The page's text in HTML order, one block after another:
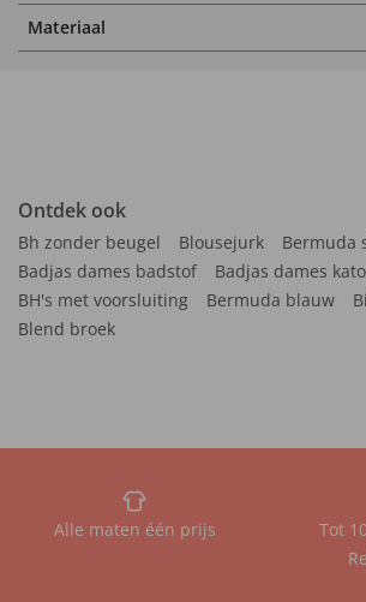
Materiaal
Ontdek ook
Bh zonder beugel Blousejurk
Bermuda
Badjas dames badstof
Badjas dames
BH's met voorsluiting
Bermuda blauw
Blend broek
Alle maten één prijs
Tot